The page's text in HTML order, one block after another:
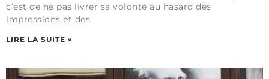
c’est de ne pas livrer sa volonté au hasard des
impressions et des
LIRE LA SUITE »